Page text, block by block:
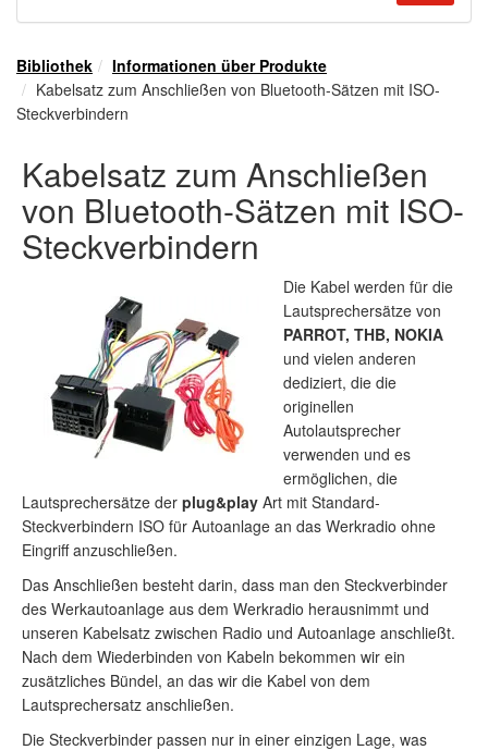
Bibliothek
Informationen über Produkte
Kabelsatz zum Anschließen von Bluetooth-Sätzen mit ISO-
Steckverbindern
Kabelsatz zum Anschließen
von Bluetooth-Sätzen mit ISO-
Steckverbindern
Die Kabel werden für die
Lautsprechersätze von
PARROT, THB, NOKIA
und vielen anderen
dediziert, die die
originellen
Autolautsprecher
verwenden und es
ermöglichen, die
Lautsprechersätze der plug&play Art mit Standard-
Steckverbindern ISO für Autoanlage an das Werkradio ohne
Eingriff anzuschließen.
Das Anschließen besteht darin, dass man den Steckverbinder
des Werkautoanlage aus dem Werkradio herausnimmt und
unseren Kabelsatz zwischen Radio und Autoanlage anschließt.
Nach dem Wiederbinden von Kabeln bekommen wir ein
zusätzliches Bündel, an das wir die Kabel von dem
Lautsprechersatz anschließen.
Die Steckverbinder passen nur in einer einzigen Lage, was